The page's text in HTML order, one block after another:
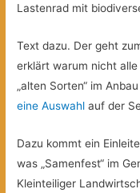
Lastenrad mit
Text dazu. Der geht
erklärt warum nicht
„alten Sorten“ im
eine Auswahl auf der
Dazu kommt ein
was „Samenfest“ im
Kleinteiliger